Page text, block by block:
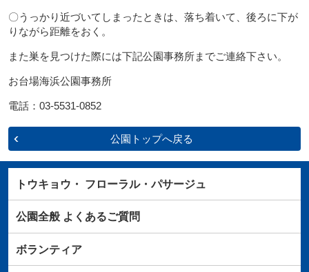
〇うっかり近づいてしまったときは、落ち着いて、後ろに下が
りながら距離をおく。
また巣を見つけた際には下記公園事務所までご連絡下さい。
お台場海浜公園事務所
電話：03-5531-0852
公園トップへ戻る
トウキョウ・ フローラル・パサージュ
公園全般よくあるご質問
ボランティア